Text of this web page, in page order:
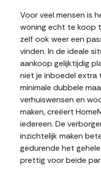
Voor veel mensen is
woning echt te koop
zelf ook weer een
vinden. In de ideale
aankoop gelijktijdig
niet je inboedel extra
minimale dubbele
verhuiswensen en
maken, creëert
iedereen. De
inzichtelijk maken
gedurende het
prettig voor beide